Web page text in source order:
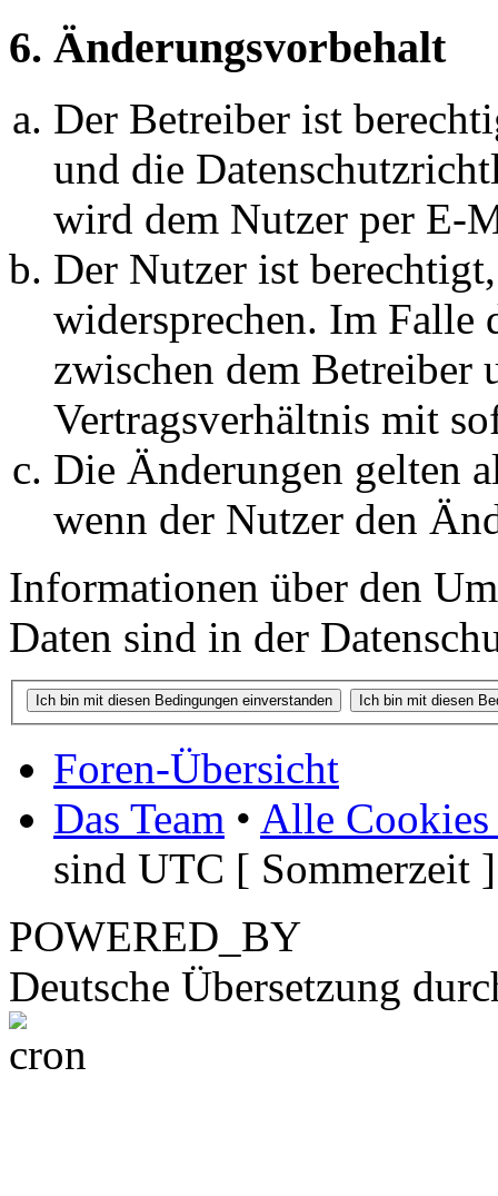
6. Änderungsvorbehalt
Der Betreiber ist
und die
wird dem Nutzer per E-
Der Nutzer ist
widersprechen. Im Falle
zwischen dem Betreiber
Vertragsverhältnis mit
Die Änderungen gelten
wenn der Nutzer den
Informationen über den
Daten sind in der
Foren-Übersicht
Das Team • Alle Cookies
sind UTC [ Sommerzeit ]
POWERED_BY
Deutsche Übersetzung